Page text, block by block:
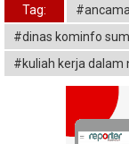
Tag:
#dinas kominfo
#kuliah kerja dalam